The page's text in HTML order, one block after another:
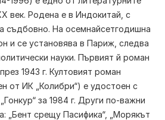
век. Родена е в Индокитай, с
съдбовно. На осемнайсетгодишна
и се установява в Париж, следва
науки. Първият й роман
1943 г. Култовият роман
от ИК „Колибри“) е удостоен с
за 1984 г. Други по-важни
„Бент срещу Пасифика“, „Морякът